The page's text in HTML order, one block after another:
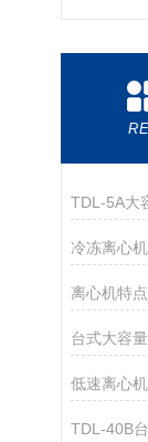
TDL-5A大
冷冻离心
离心机特点
台式大容
低速离心